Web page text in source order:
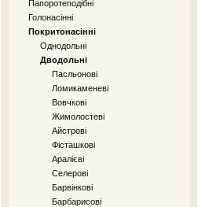
Папоротеподібні
Голонасінні
Покритонасінні
Однодольні
Дводольні
Пасльонові
Ломикаменеві
Вовчкові
Жимолостеві
Айстрові
Фісташкові
Аралієві
Селерові
Барвінкові
Барбарисові